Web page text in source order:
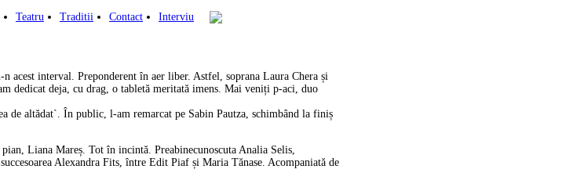
Teatru Traditii Contact Interviu
acest interval. Preponderent în aer liber. Astfel, soprana Laura Chera și
dedicat deja, cu drag, o tabletă meritată imens. Mai veniți p-aci, duo
de altădat`. În public, l-am remarcat pe Sabin Pautza, schimbând la finiș
Liana Mareș. Tot în incintă. Preabinecunoscuta Analia Selis,
Alexandra Fits, între Edit Piaf și Maria Tănase. Acompaniată de